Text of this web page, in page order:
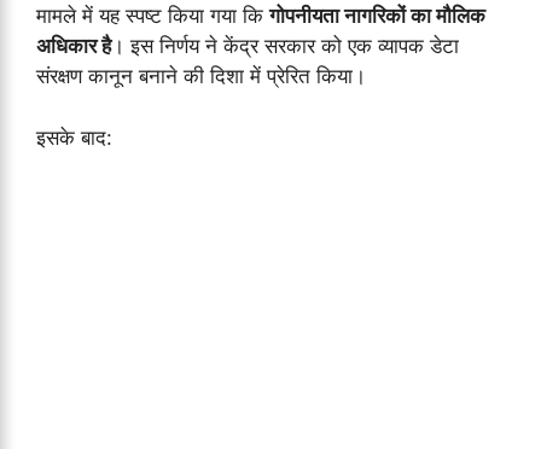
मामले में यह स्पष्ट किया गया किगोपनीयता नागरिकों का मौलिक
अधिकार है। इस निर्णय ने केंद्र सरकार को एक व्यापक डेटा
संरक्षण कानून बनाने की दिशा में प्रेरित किया।
इसके बाद: